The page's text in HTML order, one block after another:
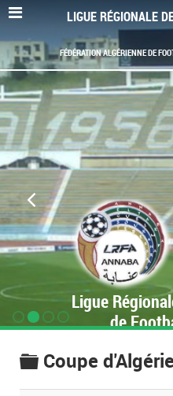
LIGUE RÉGIONALE
Ligue
de
Coupe d'Algérie